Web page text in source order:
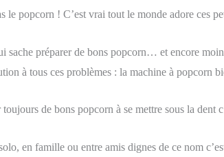
le popcorn ! C’est vrai tout le monde adore ces
sache préparer de bons popcorn… et encore
à tous ces problèmes : la machine à popcorn
de bons popcorn à se mettre sous la dent
en famille ou entre amis dignes de ce nom